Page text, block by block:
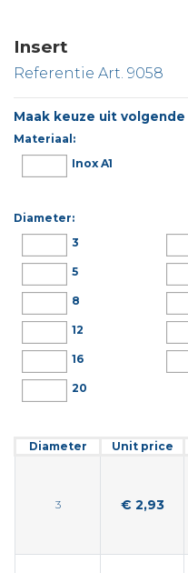
Insert
Referentie Art. 9058
Maak keuze uit
Materiaal:
Inox A1
Diameter:
3
5
8
12
16
20
Diameter Unit price
3 € 2,93